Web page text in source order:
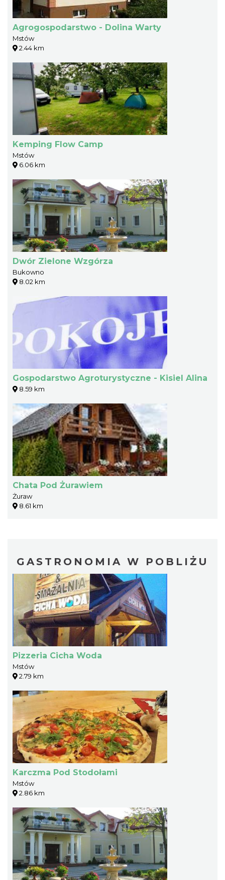
Agrogospodarstwo - Dolina Warty
Mstów
2.44 km
Kemping Flow Camp
Mstów
6.06 km
Dwór Zielone Wzgórza
Bukowno
8.02 km
Gospodarstwo Agroturystyczne - Kisiel Alina
8.59 km
Chata Pod Żurawiem
Żuraw
8.61 km
GASTRONOMIA W POBLIŻU
Pizzeria Cicha Woda
Mstów
2.79 km
Karczma Pod Stodołami
Mstów
2.86 km